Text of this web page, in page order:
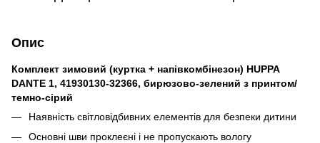
Опис
Комплект зимовий (куртка + напівкомбінезон) HUPPA
DANTE 1, 41930130-32366, бирюзово-зелений з принтом/
темно-сірий
Наявність світловідбивних елементів для безпеки дитини
Основні шви проклеєні і не пропускають вологу